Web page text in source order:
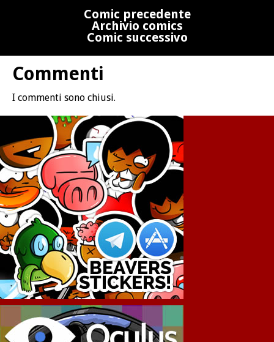
Comic precedente
Archivio comics
Comic successivo
Commenti
I commenti sono chiusi.